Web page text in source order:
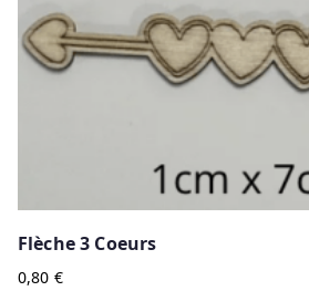
Flèche 3 Coeurs
0,80 €